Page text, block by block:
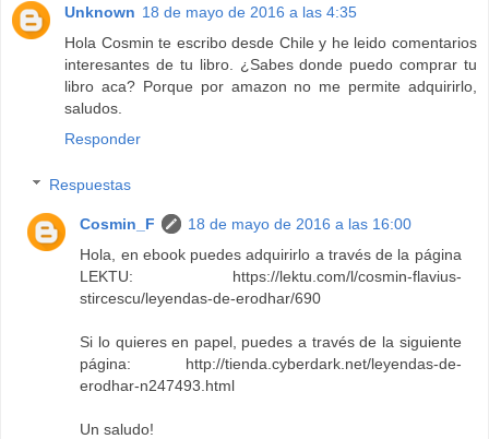
Unknown 18 de mayo de 2016 a las 4:35
Hola Cosmin te escribo desde Chile y he leido comentarios
interesantes de tu libro. ¿Sabes donde puedo comprar tu
libro aca? Porque por amazon no me permite adquirirlo,
saludos.
Responder
Respuestas
Cosmin_F
18 de mayo de 2016 a las 16:00
Hola, en ebook puedes adquirirlo a través de la página
LEKTU: https://lektu.com/l/cosmin-flavius-
stircescu/leyendas-de-erodhar/690
Si lo quieres en papel, puedes a través de la siguiente
página: http://tienda.cyberdark.net/leyendas-de-
erodhar-n247493.html
Un saludo!